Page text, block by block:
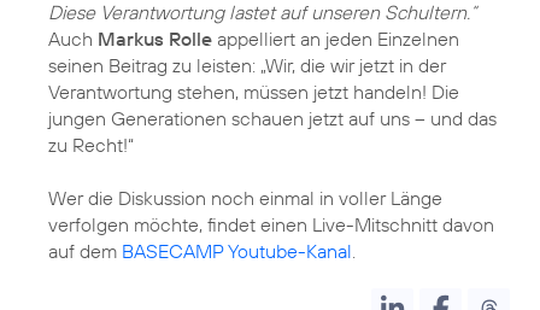
Diese Verantwortung lastet auf unseren Schultern.“
Auch Markus Rolle appelliert an jeden Einzelnen
seinen Beitrag zu leisten: „Wir, die wir jetzt in der
Verantwortung stehen, müssen jetzt handeln! Die
jungen Generationen schauen jetzt auf uns – und das
zu Recht!“
Wer die Diskussion noch einmal in voller Länge
verfolgen möchte, findet einen Live-Mitschnitt davon
auf dem BASECAMP Youtube-Kanal